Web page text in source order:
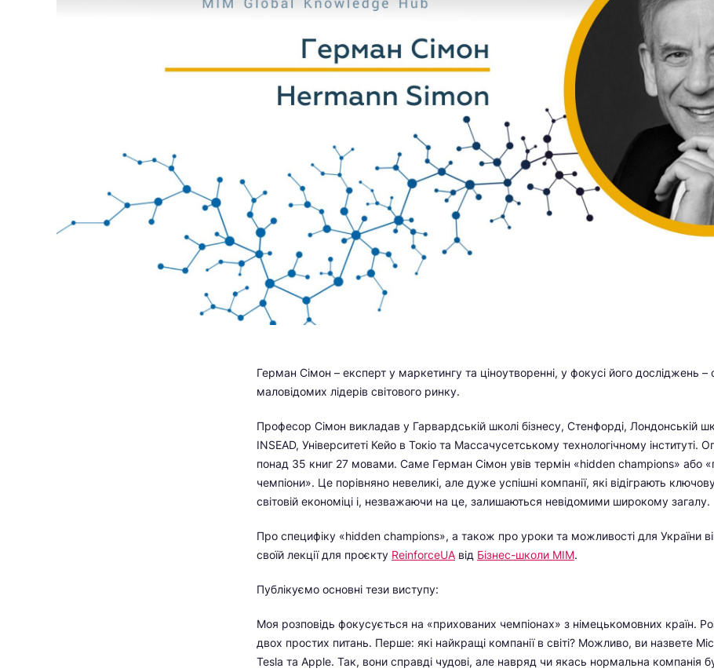
Герман Сімон – експерт у маркетингу та ціноутворенні, у фокусі його досліджень –
маловідомих лідерів світового ринку.
Професор Сімон викладав у Гарвардській школі бізнесу, Стенфорді, Лондонській
INSEAD, Університеті Кейо в Токіо та Массачусетському технологічному інституті.
понад 35 книг 27 мовами. Саме Герман Сімон увів термін «hidden champions» або
чемпіони». Це порівняно невеликі, але дуже успішні компанії, які відіграють
світовій економіці і, незважаючи на це, залишаються невідомими широкому загалу.
Про специфіку «hidden champions», а також про уроки та можливості для України
своїй лекції для проєкту ReinforceUA від Бізнес-школи МІМ.
Публікуємо основні тези виступу:
Моя розповідь фокусується на «прихованих чемпіонах» з німецькомовних країн.
двох простих питань. Перше: які найкращі компанії в світі? Можливо, ви назвете
Tesla та Apple. Так, вони справді чудові, але навряд чи якась нормальна компанія